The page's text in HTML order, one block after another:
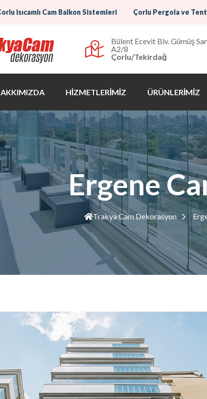
Isıcamlı Cam Balkon Sistemleri Çorlu Pergola ve
Bülent Ecevit Blv. Gümüş
A2/8
Çorlu/Tekirdağ
HİZMETLERİMİZ ÜRÜNLERİMİZ
Ergene
Trakya Cam Dekorasyon